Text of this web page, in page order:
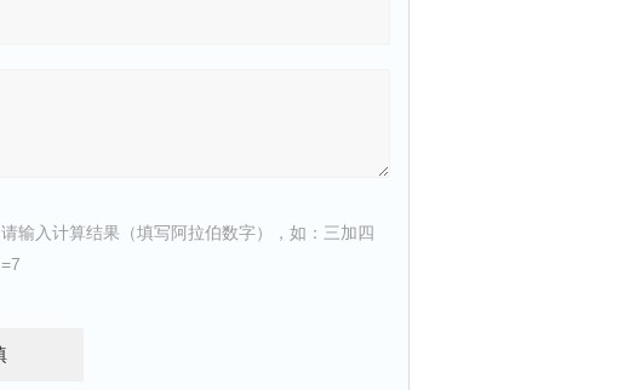
请输入计算结果（填写阿拉伯数字），如：三加四
=7